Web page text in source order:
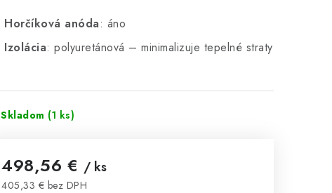
Horčíková anóda: áno
Izolácia: polyuretánová – minimalizuje tepelné straty
Skladom (1 ks)
498,56 € / ks
405,33 € bez DPH